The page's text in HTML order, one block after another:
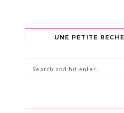
UNE PETITE